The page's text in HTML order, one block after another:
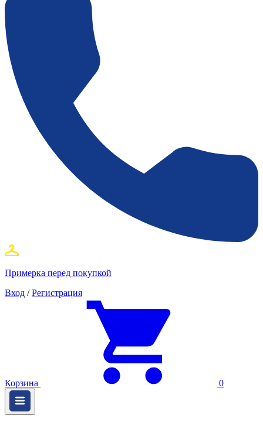
Примерка перед покупкой
Вход / Регистрация
Корзина 0